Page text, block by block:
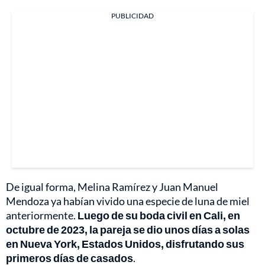
PUBLICIDAD
De igual forma, Melina Ramírez y Juan Manuel
Mendoza ya habían vivido una especie de luna de miel
anteriormente. Luego de su boda civil en Cali, en
octubre de 2023, la pareja se dio unos días a solas
en Nueva York, Estados Unidos, disfrutando sus
primeros días de casados.